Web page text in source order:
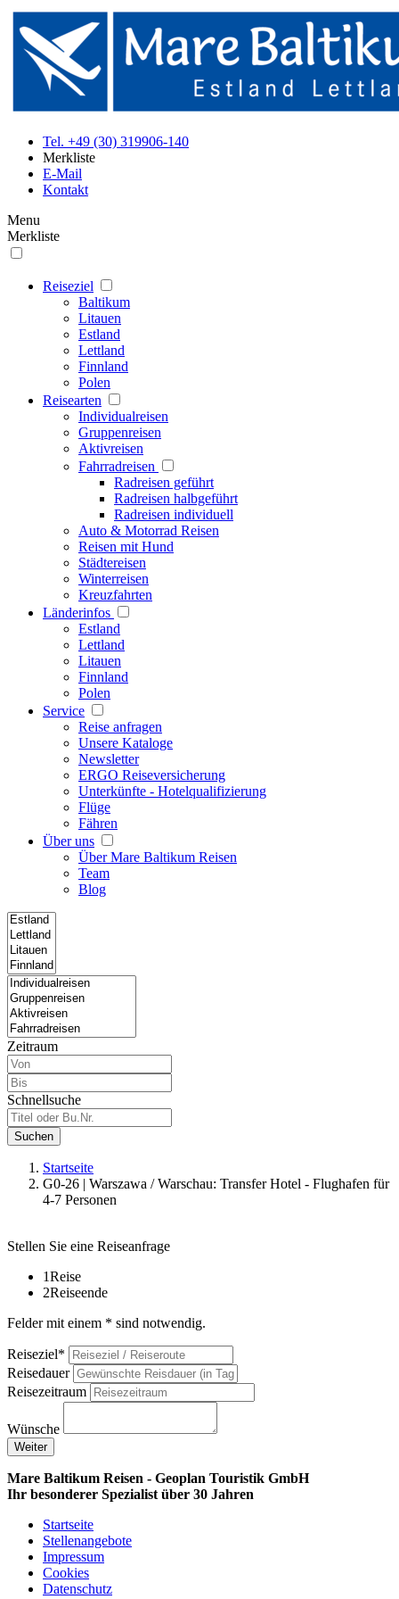
Tel. +49 (30) 319906-140
Merkliste
E-Mail
Kontakt
Menu
Merkliste
Reiseziel
Baltikum
Litauen
Estland
Lettland
Finnland
Polen
Reisearten
Individualreisen
Gruppenreisen
Aktivreisen
Fahrradreisen
Radreisen geführt
Radreisen halbgeführt
Radreisen individuell
Auto & Motorrad Reisen
Reisen mit Hund
Städtereisen
Winterreisen
Kreuzfahrten
Länderinfos
Estland
Lettland
Litauen
Finnland
Polen
Service
Reise anfragen
Unsere Kataloge
Newsletter
ERGO Reiseversicherung
Unterkünfte - Hotelqualifizierung
Flüge
Fähren
Über uns
Über Mare Baltikum Reisen
Team
Blog
Zeitraum
Schnellsuche
Suchen
Startseite
G0-26 | Warszawa / Warschau: Transfer Hotel - Flughafen für
4-7 Personen
Stellen Sie eine Reiseanfrage
1Reise
2Reiseende
Felder mit einem * sind notwendig.
Reiseziel*
Reisedauer
Reisezeitraum
Wünsche
Weiter
Mare Baltikum Reisen - Geoplan Touristik GmbH
Ihr besonderer Spezialist über 30 Jahren
Startseite
Stellenangebote
Impressum
Cookies
Datenschutz